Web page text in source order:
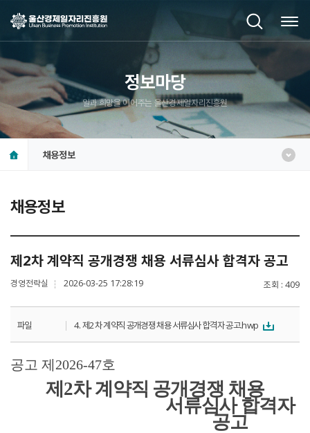
정보마당
일과 희망을 이어주는 울산경제일자리진흥원
채용정보
채용정보
제2차 계약직 공개경쟁 채용 서류심사 합격자 공고
조회 409
경영전략실 2026-03-25 17:28:19
파일 4. 제2차 계약직 공개경쟁 채용 서류심사 합격자 공고.hwp
공고 제 2026-47호
제 2차 계약직 공개경쟁 채용
서류심사 합격자
공고